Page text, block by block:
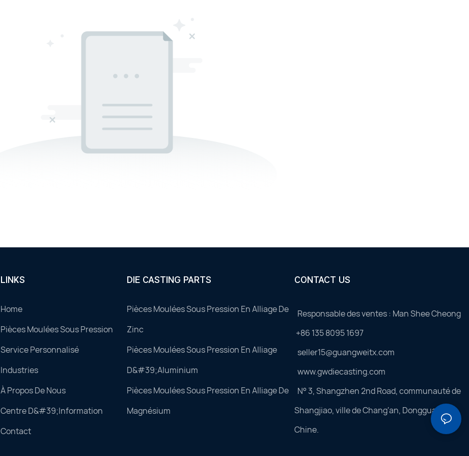
LINKS
Home
Pièces Moulées Sous Pression
Service Personnalisé
Industries
À Propos De Nous
Centre D&#39;information
Contact
DIE CASTING PARTS
Pièces Moulées Sous Pression En Alliage De
Zinc
Pièces Moulées Sous Pression En Alliage
D&#39;aluminium
Pièces Moulées Sous Pression En Alliage De
Magnésium
CONTACT US
Responsable des ventes : Man Shee Cheong
+86 135 8095 1697
seller15@guangweitx.com
www.gwdiecasting.com
N° 3, Shangzhen 2nd Road, communauté de
Shangjiao, ville de Chang'an, Dongguan,
Chine.